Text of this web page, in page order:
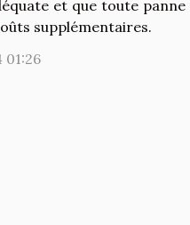
et que toute
supplémentaires.